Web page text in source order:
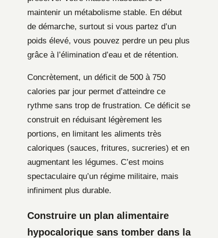
maintenir un métabolisme stable. En début
de démarche, surtout si vous partez d’un
poids élevé, vous pouvez perdre un peu plus
grâce à l’élimination d’eau et de rétention.
Concrètement, un déficit de 500 à 750
calories par jour permet d’atteindre ce
rythme sans trop de frustration. Ce déficit se
construit en réduisant légèrement les
portions, en limitant les aliments très
caloriques (sauces, fritures, sucreries) et en
augmentant les légumes. C’est moins
spectaculaire qu’un régime militaire, mais
infiniment plus durable.
Construire un plan alimentaire
hypocalorique sans tomber dans la